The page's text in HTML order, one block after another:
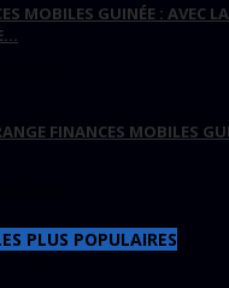
MOBILES GUINÉE : AVEC
FINANCES MOBILES
PLUS POPULAIRES